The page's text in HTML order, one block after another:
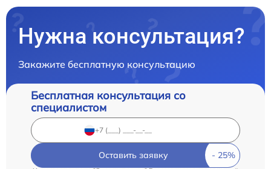
Нужна консультация?
Закажите бесплатную консультацию
Бесплатная консультация со
специалистом
Оставить заявку